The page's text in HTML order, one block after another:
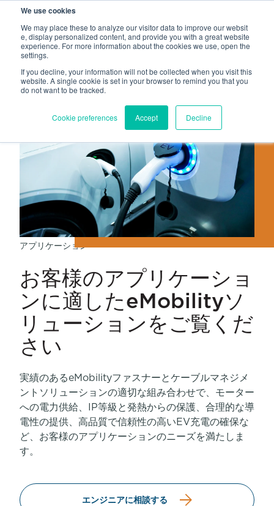
We use cookies
We may place these to analyze our visitor data to improve our websit
e, display personalized content, and provide you with a great website
experience. For more information about the cookies we use, open the
settings.
If you decline, your information will not be collected when you visit this
website. A single cookie is set in your browser to remind you that you
do not want to be tracked.
Cookie preferences Accept Decline
アプリケーション
お客様のアプリケーショ
ンに適したeMobilityソ
リューションをご覧くだ
さい
実績のあるeMobilityファスナーとケーブルマネジメ
ントソリューションの適切な組み合わせで、モーター
への電力供給、IP等級と発熱からの保護、合理的な導
電性の提供、高品質で信頼性の高いEV充電の確保な
ど、お客様のアプリケーションのニーズを満たしま
す。
エンジニアに相談する